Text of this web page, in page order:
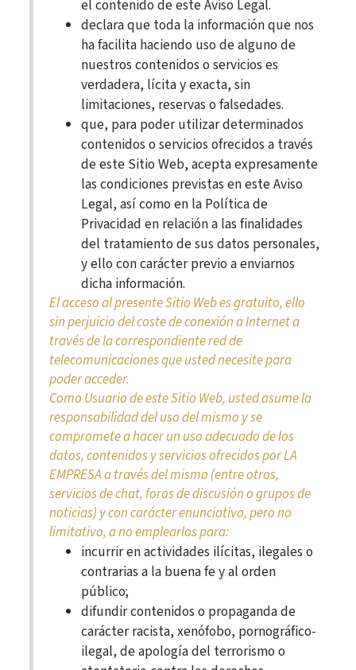
el contenido de este Aviso Legal.
declara que toda la información que nos
ha facilita haciendo uso de alguno de
nuestros contenidos o servicios es
verdadera, lícita y exacta, sin
limitaciones, reservas o falsedades.
que, para poder utilizar determinados
contenidos o servicios ofrecidos a través
de este Sitio Web, acepta expresamente
las condiciones previstas en este Aviso
Legal, así como en la Política de
Privacidad en relación a las finalidades
del tratamiento de sus datos personales,
y ello con carácter previo a enviarnos
dicha información.
El acceso al presente Sitio Web es gratuito, ello
sin perjuicio del coste de conexión a Internet a
través de la correspondiente red de
telecomunicaciones que usted necesite para
poder acceder.
Como Usuario de este Sitio Web, usted asume la
responsabilidad del uso del mismo y se
compromete a hacer un uso adecuado de los
datos, contenidos y servicios ofrecidos por LA
EMPRESA a través del mismo (entre otros,
servicios de chat, foros de discusión o grupos de
noticias) y con carácter enunciativo, pero no
limitativo, a no emplearlos para:
incurrir en actividades ilícitas, ilegales o
contrarias a la buena fe y al orden
público;
difundir contenidos o propaganda de
carácter racista, xenófobo, pornográfico-
ilegal, de apología del terrorismo o